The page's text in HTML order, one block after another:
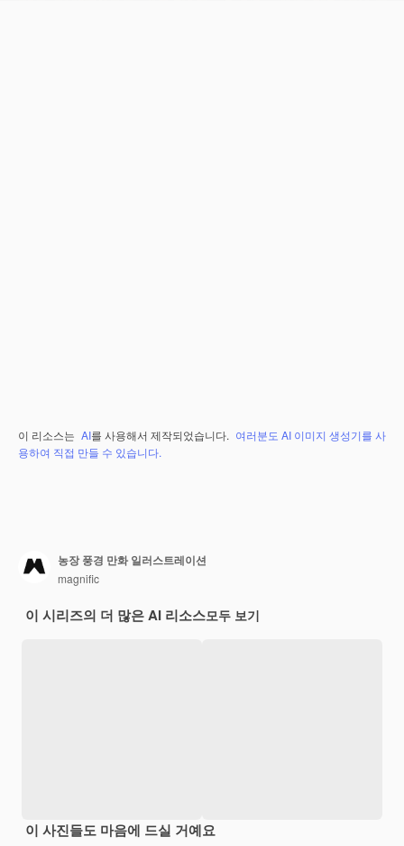
이 리소스는 AI를 사용해서 제작되었습니다. 여러분도 AI 이미지 생성기를 사
용하여 직접 만들 수 있습니다.
농장 풍경 만화 일러스트레이션
magnific
이 시리즈의 더 많은 AI 리소스모두 보기
이 사진들도 마음에 드실 거예요